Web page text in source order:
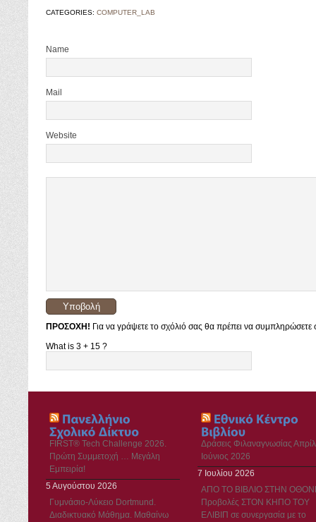
CATEGORIES: COMPUTER_LAB
Name
Mail
Website
ΠΡΟΣΟΧΗ! Για να γράψετε το σχόλιό σας θα πρέπει να
What is 3 + 15 ?
FIRST® Tech Challenge 2026.
Πρώτη Συμμετοχή … Μεγάλη
Εμπειρία!
5 Αυγούστου 2026
Γυμνάσιο-Λύκειο Dortmund.
Διαδικτυακό Μάθημα. Μαθαίνω
Δράσεις Φιλαναγνωσίας
Ιούνιος 2026
7 Ιουλίου 2026
ΑΠΟ ΤΟ ΒΙΒΛΙΟ ΣΤΗΝ
Προβολές ΣΤΟΝ ΚΗΠΟ ΤΟΥ
ΕΛΙΒΙΠ σε συνεργασία με το